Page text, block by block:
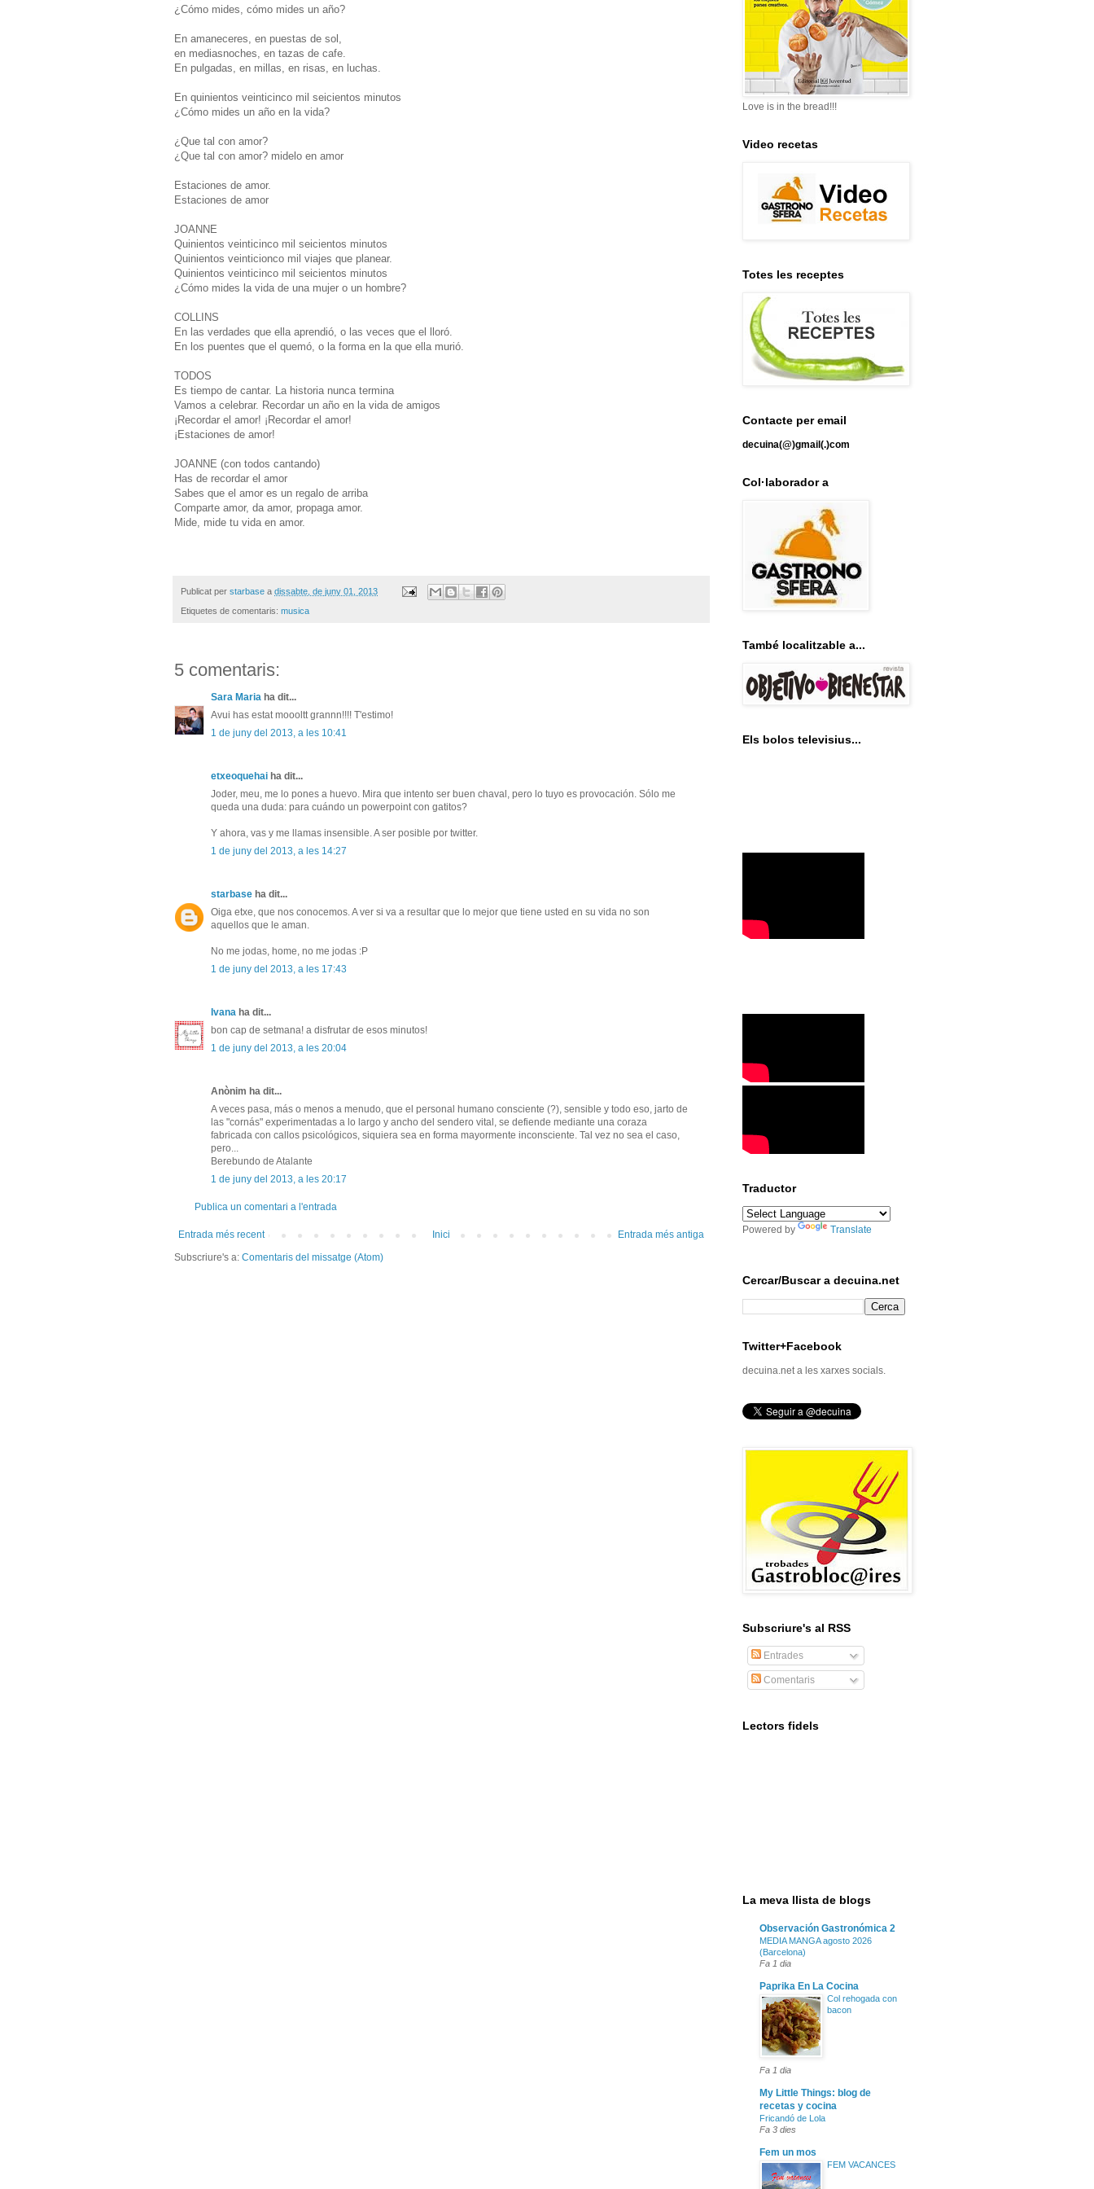
¿Cómo mides, cómo mides un año?
En amaneceres, en puestas de sol,
en mediasnoches, en tazas de cafe.
En pulgadas, en millas, en risas, en luchas.
En quinientos veinticinco mil seicientos minutos
¿Cómo mides un año en la vida?
¿Que tal con amor?
¿Que tal con amor? midelo en amor
Estaciones de amor.
Estaciones de amor
JOANNE
Quinientos veinticinco mil seicientos minutos
Quinientos veinticionco mil viajes que planear.
Quinientos veinticinco mil seicientos minutos
¿Cómo mides la vida de una mujer o un hombre?
COLLINS
En las verdades que ella aprendió, o las veces que el lloró.
En los puentes que el quemó, o la forma en la que ella murió.
TODOS
Es tiempo de cantar. La historia nunca termina
Vamos a celebrar. Recordar un año en la vida de amigos
¡Recordar el amor! ¡Recordar el amor!
¡Estaciones de amor!
JOANNE (con todos cantando)
Has de recordar el amor
Sabes que el amor es un regalo de arriba
Comparte amor, da amor, propaga amor.
Mide, mide tu vida en amor.
Publicat per starbase a dissabte, de juny 01, 2013
Etiquetes de comentaris: musica
5 comentaris:
Sara Maria ha dit...
Avui has estat moooltt grannn!!!! T'estimo!
1 de juny del 2013, a les 10:41
etxeoquehai ha dit...
Joder, meu, me lo pones a huevo. Mira que intento ser buen chaval, pero lo tuyo es provocación. Sólo me
queda una duda: para cuándo un powerpoint con gatitos?
Y ahora, vas y me llamas insensible. A ser posible por twitter.
1 de juny del 2013, a les 14:27
starbase ha dit...
Oiga etxe, que nos conocemos. A ver si va a resultar que lo mejor que tiene usted en su vida no son
aquellos que le aman.
No me jodas, home, no me jodas :P
1 de juny del 2013, a les 17:43
Ivana ha dit...
bon cap de setmana! a disfrutar de esos minutos!
1 de juny del 2013, a les 20:04
Anònim ha dit...
A veces pasa, más o menos a menudo, que el personal humano consciente (?), sensible y todo eso, jarto de
las "cornás" experimentadas a lo largo y ancho del sendero vital, se defiende mediante una coraza
fabricada con callos psicológicos, siquiera sea en forma mayormente inconsciente. Tal vez no sea el caso,
pero...
Berebundo de Atalante
1 de juny del 2013, a les 20:17
Publica un comentari a l'entrada
Entrada més recent Entrada més antiga
Inici
Subscriure's a: Comentaris del missatge (Atom)
Love is in the bread!!!
Video recetas
Totes les receptes
Contacte per email
decuina(@)gmail(.)com
Col·laborador a
També localitzable a...
Els bolos televisius...
Traductor
Powered by Translate
Cercar/Buscar a decuina.net
Twitter+Facebook
decuina.net a les xarxes socials.
Subscriure's al RSS
Entrades
Comentaris
Lectors fidels
La meva llista de blogs
Observación Gastronómica 2
MEDIA MANGA agosto 2026
(Barcelona)
Fa 1 dia
Paprika En La Cocina
Col rehogada con
bacon
Fa 1 dia
My Little Things: blog de
recetas y cocina
Fricandó de Lola
Fa 3 dies
Fem un mos
FEM VACANCES